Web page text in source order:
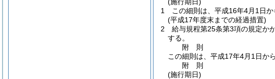
1
この細則は、平成16年4月1日か
(平成17年度末までの経過措置)
2
給与規程第25条第3項の規定か
する。
附 則
この細則は、平成17年4月1日か
附 則
(施行期日)